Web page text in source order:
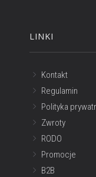
LINKI
Kontakt
Regulamin
Polityka
Zwroty
RODO
Promocje
B2B